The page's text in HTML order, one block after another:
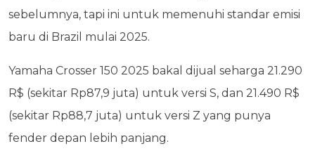
sebelumnya, tapi ini untuk memenuhi standar emisi
baru di Brazil mulai 2025.
Yamaha Crosser 150 2025 bakal dijual seharga 21.290
R$ (sekitar Rp87,9 juta) untuk versi S, dan 21.490 R$
(sekitar Rp88,7 juta) untuk versi Z yang punya
fender depan lebih panjang.